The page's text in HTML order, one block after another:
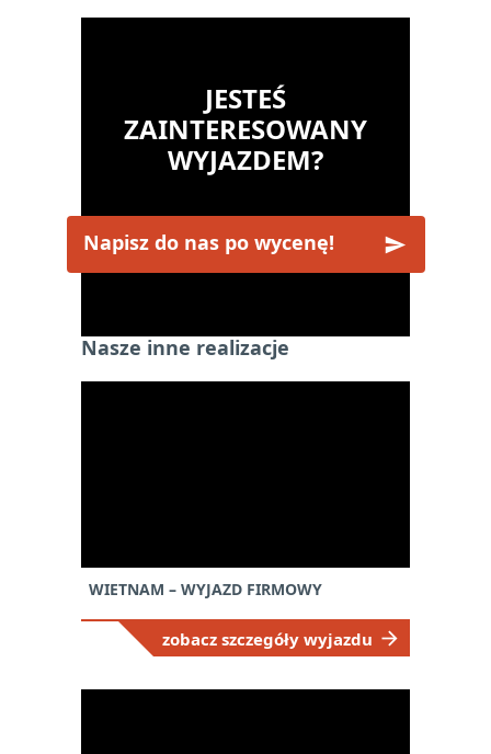
— ZAPISZ SIĘ, ABY
OTRZYMYWAĆ
NAJNOWSZE
INFORMACJE
JESTEŚ
ZAINTERESOWANY
WYJAZDEM?
Napisz do nas po wycenę!
Nasze inne realizacje
WIETNAM – WYJAZD FIRMOWY
zobacz szczegóły wyjazdu